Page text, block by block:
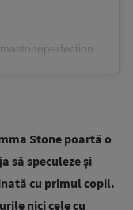
Stone poartă o
să speculeze și
cu primul copil.
nici cele cu